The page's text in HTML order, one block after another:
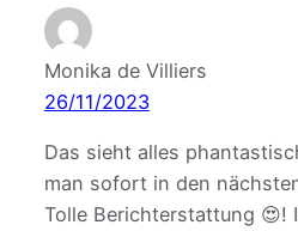
Monika de Villiers
26/11/2023
Das sieht alles
man sofort in den
Tolle Berichterstattung 😍!